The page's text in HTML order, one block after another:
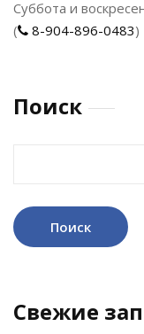
Суббота и
(
8-904-896-0483)
Поиск
Свежие